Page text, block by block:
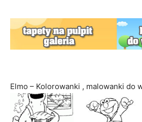
Elmo – Kolorowanki , malowanki do